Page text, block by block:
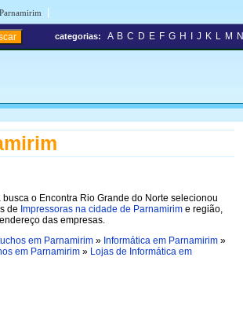
|
categorias: A B C D E F G H J K L M N
busca o Encontra Rio Grande do Norte selecionou
de Impressoras na cidade de Parnamirim e região,
das empresas.
em Parnamirim » Informática em Parnamirim »
em Parnamirim » Lojas de Informática em